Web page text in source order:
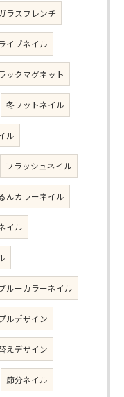
ラスフレンチ
ライブネイル
ックマグネット
冬フットネイル
ル
フラッシュネイル
んカラーネイル
イル
ルーカラーネイル
ルデザイン
えデザイン
節分ネイル